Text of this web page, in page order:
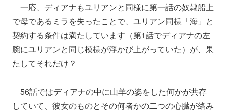
一応、ディアナもユリアンと同様に第一話の奴隷船上
で母であるミラを失ったことで、ユリアン同様「海」と
契約する条件は満たしています（第1話でディアナの左
腕にユリアンと同じ模様が浮かび上がっていた）が、果
たしてそれだけ？
56話ではディアナの中に山羊の姿をした何かが共存
していて、彼女のものとその何者かの二つの心臓が絡み